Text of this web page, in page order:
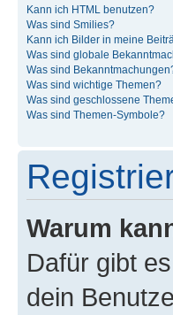
Kann ich HTML benutzen?
Was sind Smilies?
Kann ich Bilder in meine
Was sind globale
Was sind
Was sind wichtige Themen?
Was sind geschlossene
Was sind Themen-Symbole?
Warum
Dafür gibt
dein